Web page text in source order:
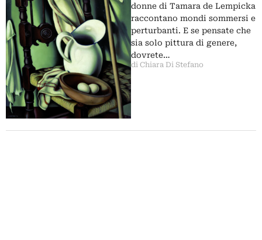
donne di Tamara de Lempicka
raccontano mondi sommersi e
perturbanti. E se pensate che
sia solo pittura di genere,
dovrete…
di Chiara Di Stefano